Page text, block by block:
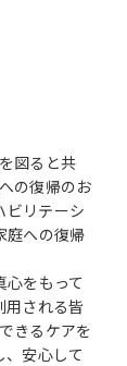
図ると共
の復帰のお
ビリテーシ
庭への復帰
心をもって
用される皆
きるケアを
安心して